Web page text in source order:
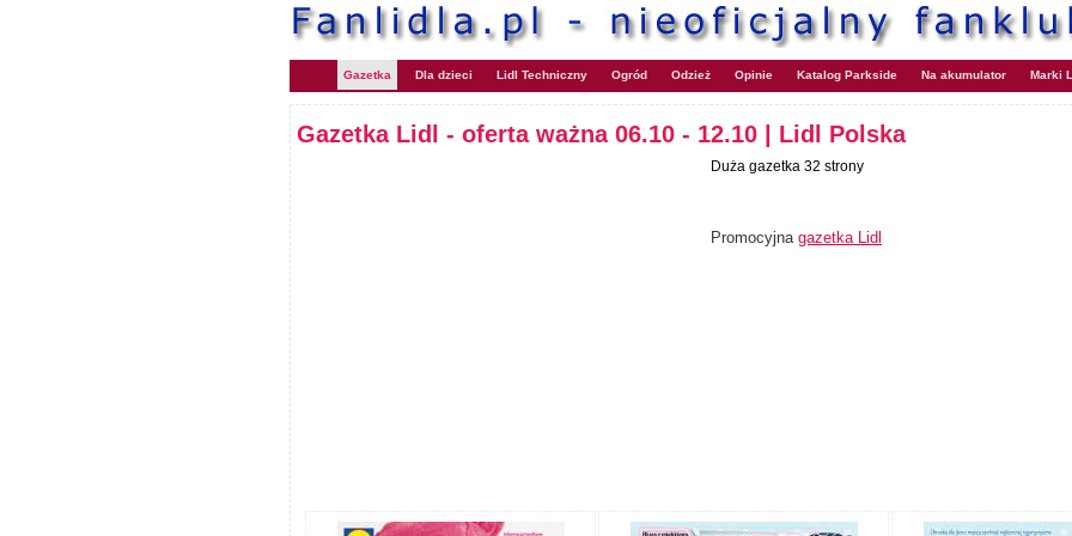
Gazetka Dla dzieci Lidl Techniczny Ogród Odzież Opinie Katalog Parkside Na akumulator Marki
Gazetka Lidl - oferta ważna 06.10 - 12.10 | Lidl Polska
Duża gazetka 32 strony
Promocyjna gazetka Lidl